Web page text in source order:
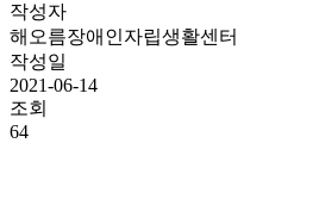
작성자
해오름장애인자립생활센터
작성일
2021-06-14
조회
64